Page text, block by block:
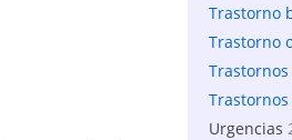
Trastorno
Trastorno
Urgencias